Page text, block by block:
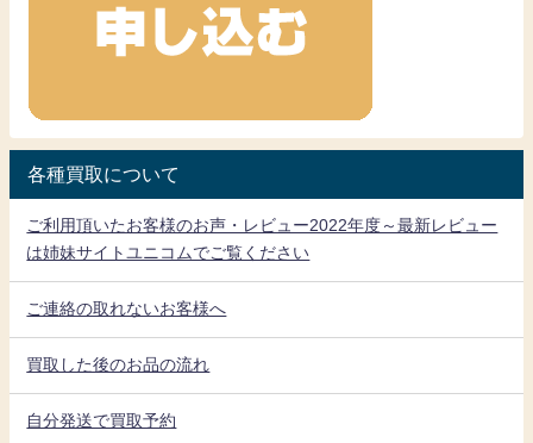
各種買取について
ご利用頂いたお客様のお声・レビュー2022年度～最新レビュー
は姉妹サイトユニコムでご覧ください
ご連絡の取れないお客様へ
買取した後のお品の流れ
自分発送で買取予約